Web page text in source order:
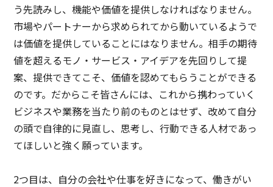
う先読みし、機能や価値を提供しなければなりません。
市場やパートナーから求められてから動いているようで
は価値を提供していることにはなりません。相手の期待
値を超えるモノ・サービス・アイデアを先回りして提
案、提供できてこそ、価値を認めてもらうことができる
のです。だからこそ皆さんには、これから携わっていく
ビジネスや業務を当たり前のものとはせず、改めて自分
の頭で自律的に見直し、思考し、行動できる人材であっ
てほしいと強く願っています。
2つ目は、自分の会社や仕事を好きになって、働きがい